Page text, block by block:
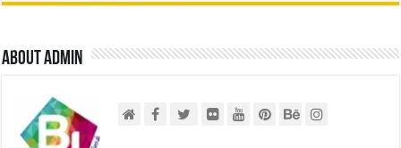
About admin